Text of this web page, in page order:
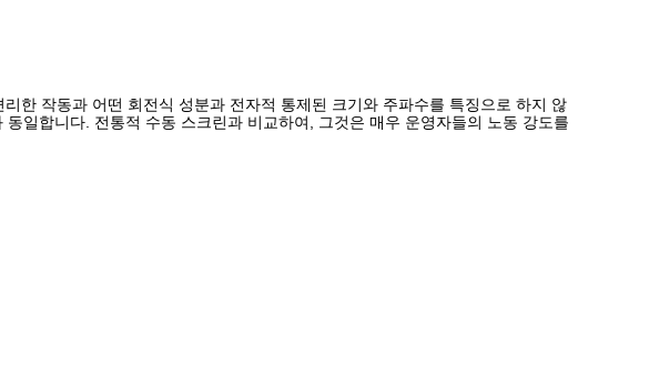
한 작동과 어떤 회전식 성분과 전자적 통제된 크기와 주파수를 특징으로 하지 않
일합니다. 전통적 수동 스크린과 비교하여, 그것은 매우 운영자들의 노동 강도를